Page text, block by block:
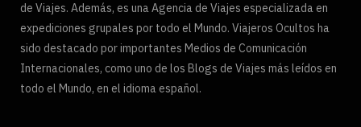
de Viajes. Además, es una Agencia de Viajes especializada en
expediciones grupales por todo el Mundo. Viajeros Ocultos ha
sido destacado por importantes Medios de Comunicación
Internacionales, como uno de los Blogs de Viajes más leídos en
todo el Mundo, en el idioma español.